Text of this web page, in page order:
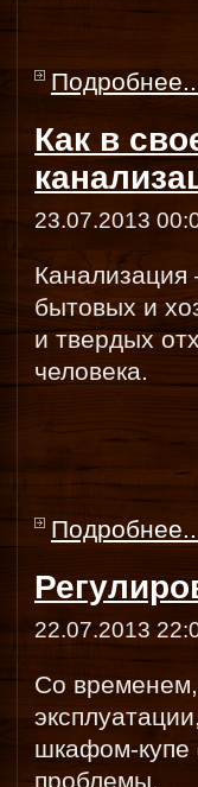
Как в
23.07.2013
Канализация
бытовых и
и твердых
человека.
22.07.2013
Со
шкафом-купе
проблемы.